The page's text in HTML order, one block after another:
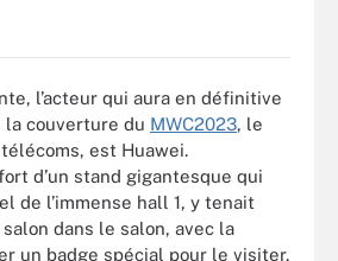
l’acteur qui aura en définitive
couverture du MWC2023, le
est Huawei.
d’un stand gigantesque qui
de l’immense hall 1, y tenait
dans le salon, avec la
un badge spécial pour le visiter.